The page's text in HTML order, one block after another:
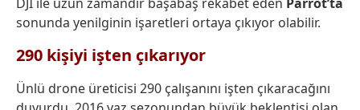
sonunda yenilginin işaretleri ortaya çıkıyor olabilir.
290 kişiyi işten çıkarıyor
Ünlü drone üreticisi 290 çalışanını işten çıkaracağını